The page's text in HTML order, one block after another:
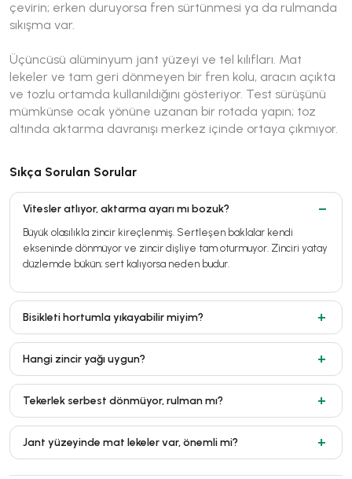
çevirin; erken duruyorsa fren sürtünmesi ya da rulmanda
sıkışma var.
Üçüncüsü alüminyum jant yüzeyi ve tel kılıfları. Mat
lekeler ve tam geri dönmeyen bir fren kolu, aracın açıkta
ve tozlu ortamda kullanıldığını gösteriyor. Test sürüşünü
mümkünse ocak yönüne uzanan bir rotada yapın; toz
altında aktarma davranışı merkez içinde ortaya çıkmıyor.
Sıkça Sorulan Sorular
Vitesler atlıyor, aktarma ayarı mı bozuk?
Büyük olasılıkla zincir kireçlenmiş. Sertleşen baklalar kendi
ekseninde dönmüyor ve zincir dişliye tam oturmuyor. Zinciri yatay
düzlemde bükün; sert kalıyorsa neden budur.
Bisikleti hortumla yıkayabilir miyim?
Hangi zincir yağı uygun?
Tekerlek serbest dönmüyor, rulman mı?
Jant yüzeyinde mat lekeler var, önemli mi?